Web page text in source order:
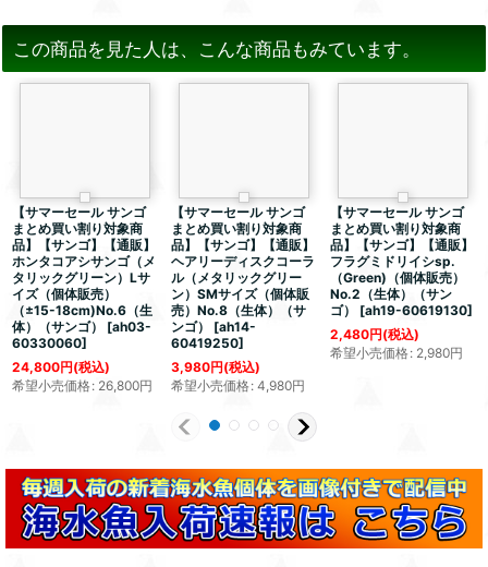
この商品を見た人は、こんな商品もみています。
【サマーセール サンゴ
まとめ買い割り対象商
品】【サンゴ】【通販】
ホンタコアシサンゴ（メ
タリックグリーン）Lサ
イズ（個体販売）
（±15-18cm)No.6（生
体）（サンゴ）
[ah03-
60330060]
24,800円(税込)
希望小売価格: 26,800円
【サマーセール サンゴ
まとめ買い割り対象商
品】【サンゴ】【通販】
ヘアリーディスクコーラ
ル（メタリックグリー
ン）SMサイズ（個体販
売）No.8（生体）（サ
ンゴ）
[ah14-
60419250]
3,980円(税込)
希望小売価格: 4,980円
【サマーセール サンゴ
まとめ買い割り対象商
品】【サンゴ】【通販】
フラグミドリイシsp.
（Green)（個体販売）
No.2（生体）（サン
ゴ）
[ah19-60619130]
2,480円(税込)
希望小売価格: 2,980円